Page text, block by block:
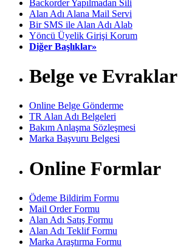
Backorder Yapılmadan Sili
Alan Adı Alana Mail Servi
Bir SMS ile Alan Adı Alab
Yöncü Üyelik Girişi Korum
Diğer Başlıklar»
Belge ve Evraklar
Online Belge Gönderme
TR Alan Adı Belgeleri
Bakım Anlaşma Sözleşmesi
Marka Başvuru Belgesi
Online Formlar
Ödeme Bildirim Formu
Mail Order Formu
Alan Adı Satış Formu
Alan Adı Teklif Formu
Marka Araştırma Formu